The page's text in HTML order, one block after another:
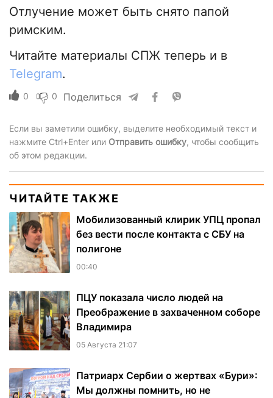
Отлучение может быть снято папой
римским.
Читайте материалы СПЖ теперь и в
Telegram.
0 0 Поделиться
Если вы заметили ошибку, выделите необходимый текст и
нажмите Ctrl+Enter или Отправить ошибку, чтобы сообщить
об этом редакции.
ЧИТАЙТЕ ТАКЖЕ
Мобилизованный клирик УПЦ пропал
без вести после контакта с СБУ на
полигоне
00:40
ПЦУ показала число людей на
Преображение в захваченном соборе
Владимира
05 Августа 21:07
Патриарх Сербии о жертвах «Бури»:
Мы должны помнить, но не